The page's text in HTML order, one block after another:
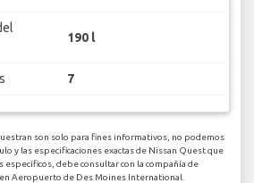
190 l
7
son solo para fines informativos, no podemos
y las especificaciones exactas de Nissan Quest que
específicos, debe consultar con la compañía de
Aeropuerto de Des Moines International.